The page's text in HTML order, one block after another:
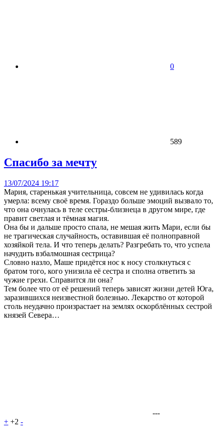
0
589
Спасибо за мечту
13/07/2024 19:17
Мария, старенькая учительница, совсем не удивилась когда
умерла: всему своё время. Гораздо больше эмоций вызвало то,
что она очнулась в теле сестры-близнеца в другом мире, где
правит светлая и тёмная магия.
Она бы и дальше просто спала, не мешая жить Мари, если бы
не трагическая случайность, оставившая её полноправной
хозяйкой тела. И что теперь делать? Разгребать то, что успела
начудить взбалмошная сестрица?
Словно назло, Маше придётся нос к носу столкнуться с
братом того, кого унизила её сестра и сполна ответить за
чужие грехи. Справится ли она?
Тем более что от её решений теперь зависят жизни детей Юга,
заразившихся неизвестной болезнью. Лекарство от которой
столь неудачно произрастает на землях оскорблённых сестрой
князей Севера…
---
+ +2 -